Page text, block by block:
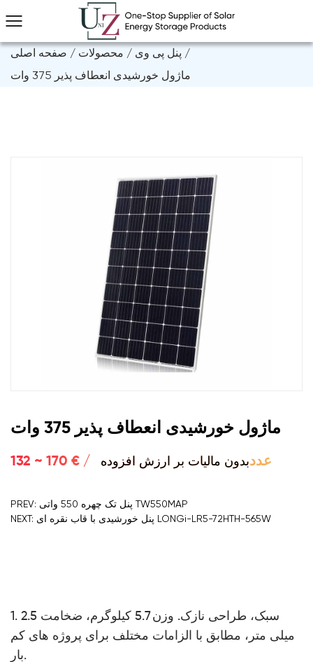
صفحه اصلی / محصولات / پنل پی وی /
ماژول خورشیدی انعطاف پذیر 375 وات
ماژول خورشیدی انعطاف پذیر 375 وات
132 ~ 170 € / عددبدون مالیات بر ارزش افزوده
PREV: پنل تک چهره 550 واتی TW550MAP
NEXT: پنل خورشیدی با قاب نقره ای LONGi-LR5-72HTH-565W
1. سبک، طراحی نازک. وزن 5.7 کیلوگرم، ضخامت 2.5
میلی متر، مطابق با الزامات مختلف برای پروژه های کم
بار.